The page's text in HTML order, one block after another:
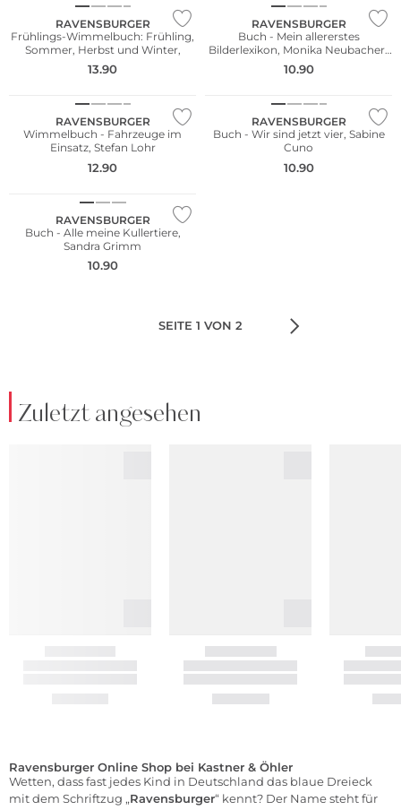
RAVENSBURGER
Frühlings-Wimmelbuch: Frühling,
Sommer, Herbst und Winter,
13.90
RAVENSBURGER
Buch - Mein allererstes
Bilderlexikon, Monika Neubacher-
Fesser
10.90
RAVENSBURGER
Wimmelbuch - Fahrzeuge im
Einsatz, Stefan Lohr
12.90
RAVENSBURGER
Buch - Wir sind jetzt vier, Sabine
Cuno
10.90
RAVENSBURGER
Buch - Alle meine Kullertiere,
Sandra Grimm
10.90
SEITE 1 VON 2
Zuletzt angesehen
Ravensburger Online Shop bei Kastner & Öhler
Wetten, dass fast jedes Kind in Deutschland das blaue Dreieck
mit dem Schriftzug „Ravensburger“ kennt? Der Name steht für